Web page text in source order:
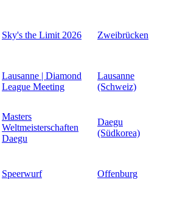
Sky's the Limit 2026 Zweibrücken
Lausanne | Diamond
League Meeting
Lausanne
(Schweiz)
Masters
Weltmeisterschaften
Daegu
Daegu
(Südkorea)
Speerwurf Offenburg